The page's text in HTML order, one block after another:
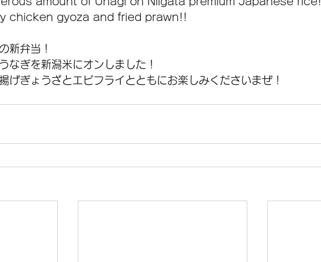
chicken gyoza and fried prawn!!
新弁当！
なぎを新潟米にオンしました！
げぎょうざとエビフライとともにお楽しみくださいまぜ！